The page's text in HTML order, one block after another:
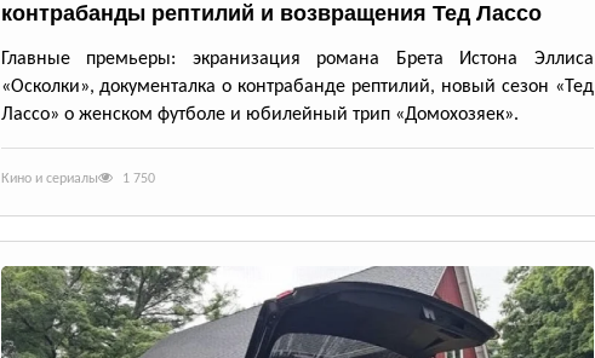
контрабанды рептилий и возвращения Тед Лассо
Главные премьеры: экранизация романа Брета Истона Эллиса
«Осколки», документалка о контрабанде рептилий, новый сезон «Тед
Лассо» о женском футболе и юбилейный трип «Домохозяек».
Кино и сериалы 1 750